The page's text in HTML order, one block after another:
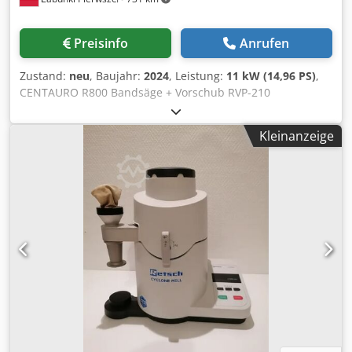
Stromverbrauch liegt bei 37 kW, die installierte Leistung
bei 46,2 kW, gespeist mit 400 V / 3-Phasen / 50 Hz, und
Geräuschpegel unterschreitet 85 dB(A) in 1 m Entfernung.
Der erforderliche Installationsplatz beträgt 4 m (Breite) ×
10 m (Länge) × 4 m (Höhe). Die Bandtrockner-Einheit
verfügt über eine Trocknungsfläche von 16 m², eine
Bandbreite von 2.000 mm und eine Länge von 8.000 mm.
Zum Einsatz kommt ein Polyester-Einschichtband. Sowohl
obere als auch untere Verkleidung bestehen aus
verzinktem Stahl mit Steinwolle-Isolierung an beheizten
Oberflächen. Inspektionsklappen und
Instrumentenanschlüsse auf beiden Seiten ermöglichen
einen einfachen Zugang und eine komfortable
Überwachung. Djdeyb Rpdspfx Adyokr Das System
beinhaltet eine Verteilerstation für eine gleichmäßige
Materialverteilung, eine Brennkammer (400.000 kcal/h,
Kohlenstoffstahl) sowie je ein Gebläse für Umluft und
Abluft (verzinkter Stahl, Direktantrieb, FU-geregelt).
Insgesamt treiben mehrere Motoren (gesamt 46,2 kW) die
Preisinfo Anrufen
Zustand: neu, Baujahr: 2024, Leistung: 11 kW (14,96 PS),
CENTAURO R800 Bandsäge + Vorschub RVP-210
Spezifikation: - Zustand - neu - Hersteller - CENTAURO -
Durchmesser der Kreissägeblätter - 800 mm - maximale
Schnitthöhe - 400 mm - Maximale Schnittbreite - 780 mm -
maximale Messerbreite - 80 x 0,8 mm - maximale und
minimale Blattlänge - 5530 / 5380 mm - Drehzahl der
Räder - 680 U/min - Bandgeschwindigkeit - 28,5 m/sec -
Höhe des Arbeitstisches vom Boden - 950 mm -
Abmessungen des Tisches - 1060 x 800 mm - Neigung des
Tisches - 15° Djdpfx Ajqu Uy Sedyskr - Motorleistung - 11
kW = 15 HP - Sägemehlhaube - 1 x Ø 100 mm. 2 x Ø 120
mm. - Kapazität der Absauganlage (Luftgeschwindigkeit
20m/8sec) - 1430 m3/h - Betriebsdruck der
Druckluftbremse - 6 - 8 bar - Nettogewicht - 700 kg -
Geräuschpegel - 81,6 dB - 2023 Jahr der Herstellung -
Futtermittel RVP-210 im Preis der Maschine enthalten
Kleinanzeige